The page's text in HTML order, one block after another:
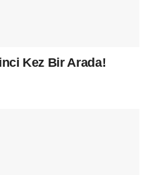
Kez Bir Arada!